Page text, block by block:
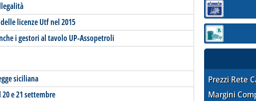
licenze Utf nel 2015
i gestori al tavolo UP-Assopetroli
siciliana
e 21 settembre
Sezione:
Sezione:
Prezzi Rete
Margini